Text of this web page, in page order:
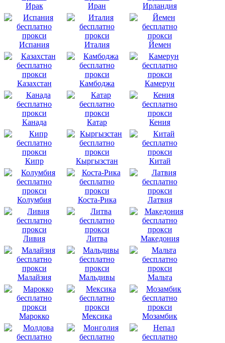
Ирак Иран Ирландия
Испания Италия Йемен
Казахстан Камбоджа Камерун
Канада Катар Кения
Кипр Кыргызстан Китай
Колумбия Коста-Рика Латвия
Ливия Литва Македония
Малайзия Мальдивы Мальта
Марокко Мексика Мозамбик